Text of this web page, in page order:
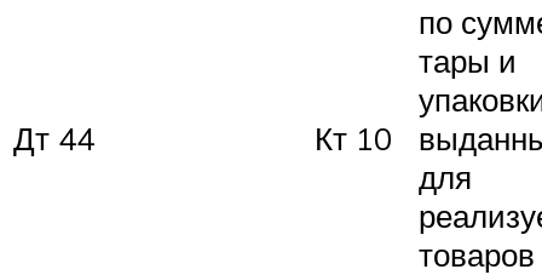
Дт 44 Кт 10
по
тары и
для
товаров